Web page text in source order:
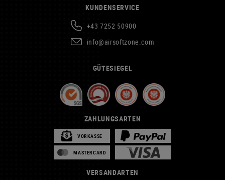
KUNDENSERVICE
+43 7252 50900
info@airsoftzone.com
GÜTESIEGEL
ZAHLUNGSARTEN
VORKASSE
MASTERCARD
VERSANDARTEN